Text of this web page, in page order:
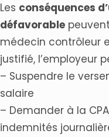
Les conséquences
défavorable
médecin contrôleur
justifié, l’employeur
– Suspendre le
salaire
– Demander à la
indemnités